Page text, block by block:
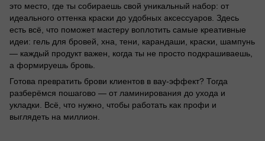
это место, где ты собираешь свой уникальный набор: от
идеального оттенка краски до удобных аксессуаров. Здесь
есть всё, что поможет мастеру воплотить самые креативные
идеи: гель для бровей, хна, тени, карандаши, краски, шампунь
— каждый продукт важен, когда ты не просто подкрашиваешь,
а формируешь бровь.
Готова превратить брови клиентов в вау-эффект? Тогда
разберёмся пошагово — от ламинирования до ухода и
укладки. Всё, что нужно, чтобы работать как профи и
выглядеть на миллион.